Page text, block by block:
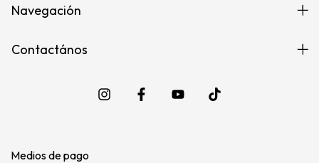
Navegación
Contactános
Medios de pago